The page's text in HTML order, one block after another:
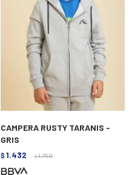
CAMPERA RUSTY TARANIS -
GRIS
$ 1.432 $ 1.790